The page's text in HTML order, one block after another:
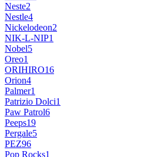
Neste2
Nestle4
Nickelodeon2
NIK-L-NIP1
Nobel5
Oreo1
ORIHIRO16
Orion4
Palmer1
Patrizio Dolci1
Paw Patrol6
Peeps19
Pergale5
PEZ96
Pop Rocks1